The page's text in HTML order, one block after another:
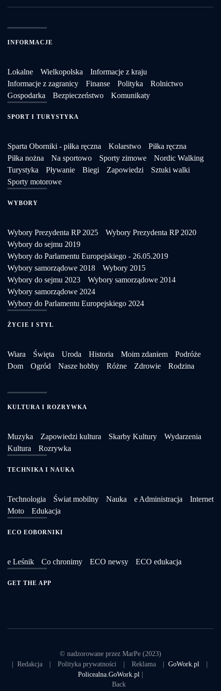
INFORMACJE
Lokalne Wielkopolska
Informacje z kraju
Informacje z zagranicy
Finanse Polityka
Rolnictwo
Gospodarka
Bezpieczeństwo Komunikaty
SPORT I TURYSTYKA
Sparta Oborniki - piłka ręczna Kolarstwo
Piłka ręczna
Piłka nożna
Na sportowo Sporty zimowe
Nordic Walking
Turystyka
Pływanie Biegi Zapowiedzi
Sztuki walki
Sporty motorowe
WYBORY
Wybory Prezydenta RP 2025
Wybory Prezydenta RP 2020
Wybory do sejmu 2019
Wybory do Parlamentu Europejskiego - 26.05.2019
Wybory samorządowe 2018
Wybory 2015
Wybory do sejmu 2023
Wybory samorządowe 2014
Wybory samorządowe 2024
Wybory do Parlamentu Europejskiego 2024
ŻYCIE I STYL
Wiara Święta Uroda Historia Moim zdaniem
Podróże
Dom
Ogród Nasze hobby Różne Zdrowie Rodzina
KULTURA I ROZRYWKA
Muzyka Zapowiedzi kultura Skarby Kultury
Wydarzenia
Kultura
Rozrywka
TECHNIKA I NAUKA
Technologia Świat mobilny Nauka e Administracja
Internet
Moto
Edukacja
ECO EOBORNIKI
e Leśnik Co chronimy ECO newsy ECO edukacja
GET THE APP
© nadzorowane przez MarPe (2023)
Redakcja| Polityka prywatności| Reklama| GoWork.pl|
Policealna.GoWork.pl
Back